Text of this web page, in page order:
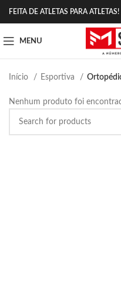
FEITA DE ATLETAS PARA ATLETAS!
MENU
Início Esportiva
Nenhum produto foi